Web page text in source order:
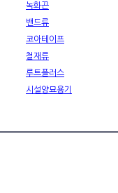
녹화끈
밴드류
코아테이프
철재류
루트플러스
시설양묘용기